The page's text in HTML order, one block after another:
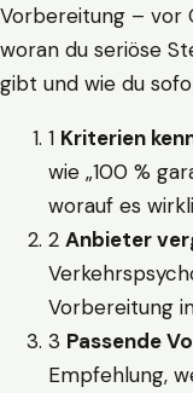
Vorbereitung – vor
woran du seriöse
gibt und wie du
1 Kriterien
wie „100 %
worauf es
2 Anbieter
Vorbereitung
3 Passende
Empfehlung,